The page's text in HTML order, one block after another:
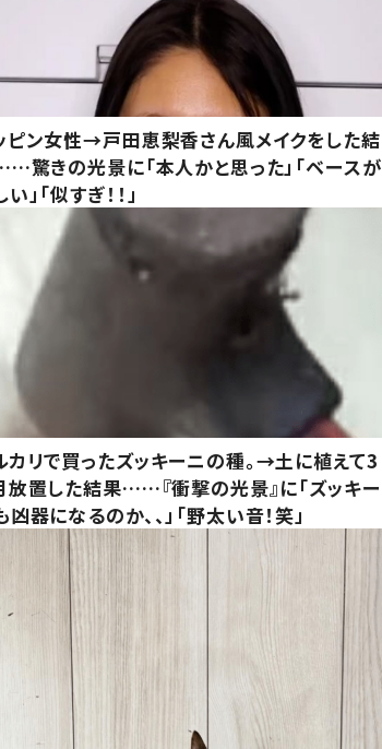
ピン女性→戸田恵梨香さん風メイクをした結
驚きの光景に「本人かと思った」「ベースが
」「似すぎ！！」
カリで買ったズッキーニの種。→土に植えて3
放置した結果……『衝撃の光景』に「ズッキー
凶器になるのか、、」「野太い音！笑」